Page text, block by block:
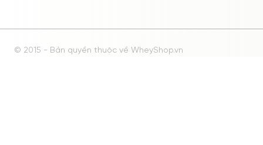
© 2015 - Bản quyền thuộc về WheyShop.vn